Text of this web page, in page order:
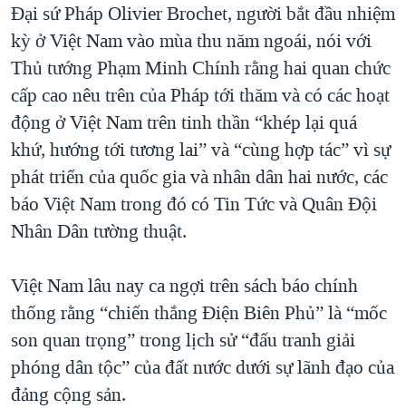
Đại sứ Pháp Olivier Brochet, người bắt đầu nhiệm
kỳ ở Việt Nam vào mùa thu năm ngoái, nói với
Thủ tướng Phạm Minh Chính rằng hai quan chức
cấp cao nêu trên của Pháp tới thăm và có các hoạt
động ở Việt Nam trên tinh thần “khép lại quá
khứ, hướng tới tương lai” và “cùng hợp tác” vì sự
phát triển của quốc gia và nhân dân hai nước, các
báo Việt Nam trong đó có Tin Tức và Quân Đội
Nhân Dân tường thuật.
Việt Nam lâu nay ca ngợi trên sách báo chính
thống rằng “chiến thắng Điện Biên Phủ” là “mốc
son quan trọng” trong lịch sử “đấu tranh giải
phóng dân tộc” của đất nước dưới sự lãnh đạo của
đảng cộng sản.